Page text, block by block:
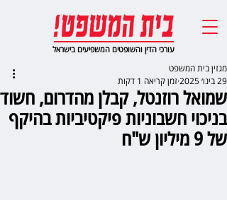
עורכי הדין והשופטים המשפיעים בישראל
שמואל רוזנטל, קבלן מהדרום, חשוד
בניכוי חשבוניות פיקטיביות בהיקף
של 9 מיליון ש"ח
מגזין בית המשפט
29 בינו׳ 2025
זמן קריאה 1 דקות